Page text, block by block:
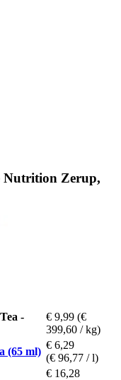
Nutrition Zerup,
-
€ 9,99 (€
399,60 / kg)
(65 ml)
€ 6,29
(€ 96,77 / l)
€ 16,28